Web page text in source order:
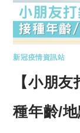
新冠疫情資訊站
【小朋
種年齡/